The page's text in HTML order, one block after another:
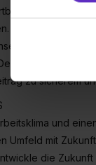
zu. . In
Einwilligung
umfasst
verfügen
als
volle Energie
Teile
zu sicherem
und
Umfeld mit
die